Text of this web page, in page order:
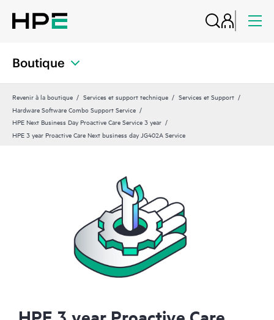
Boutique
Revenir à la boutique Services et support technique
Services et Support
Hardware Software Combo Support Service
HPE Next Business Day Proactive Care Service 3 year
HPE 3 year Proactive Care Next business day JG402A Service